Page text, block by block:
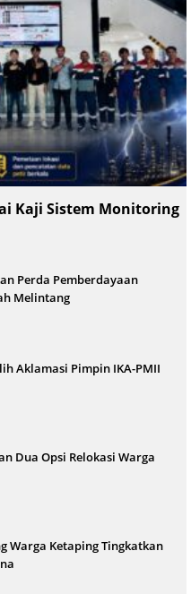
Kaji Sistem Monitoring
Perda Pemberdayaan
Melintang
Aklamasi Pimpin IKA-PMII
Dua Opsi Relokasi Warga
Warga Ketaping Tingkatkan